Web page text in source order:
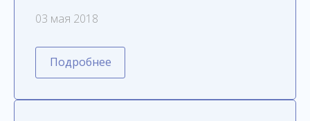
03 мая 2018
Подробнее